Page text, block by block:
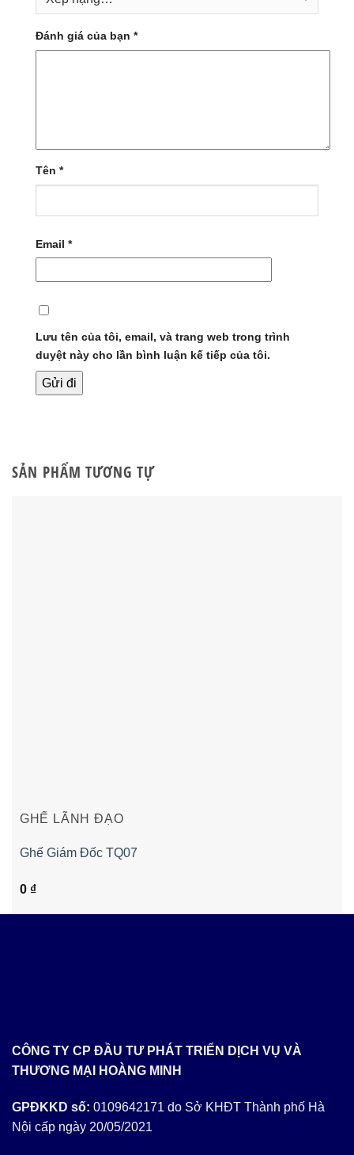
Đánh giá của bạn *
Tên *
Email *
Lưu tên của tôi, email, và trang web trong trình
duyệt này cho lần bình luận kế tiếp của tôi.
SẢN PHẨM TƯƠNG TỰ
GHẾ LÃNH ĐẠO
Ghế Giám Đốc TQ07
0 ₫
CÔNG TY CP ĐẦU TƯ PHÁT TRIỂN DỊCH VỤ VÀ
THƯƠNG MẠI HOÀNG MINH
GPĐKKD số: 0109642171 do Sở KHĐT Thành phố Hà
Nội cấp ngày 20/05/2021